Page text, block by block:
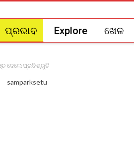
ପ୍ରଭାବ Explore ଖେଳ
ଦେଲେ ପ୍ରତିଶ୍ରୁତି